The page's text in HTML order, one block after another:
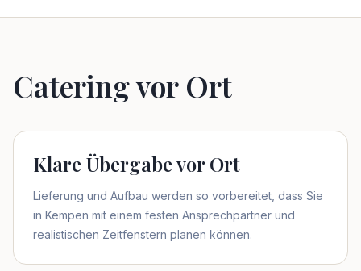
Catering vor Ort
Klare Übergabe vor Ort
Lieferung und Aufbau werden so vorbereitet, dass Sie
in Kempen mit einem festen Ansprechpartner und
realistischen Zeitfenstern planen können.